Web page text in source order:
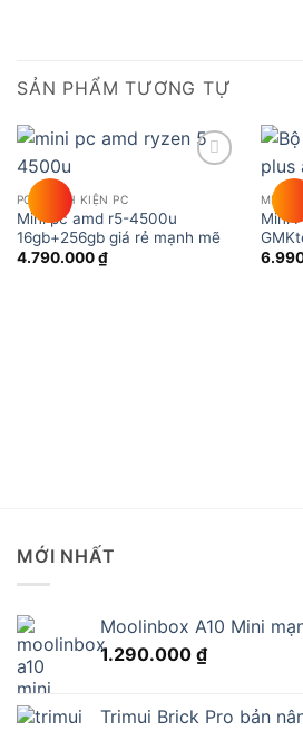
SẢN PHẨM TƯƠNG TỰ
PC - LINH KIỆN PC
Mini pc amd r5-4500u
16gb+256gb giá rẻ mạnh mẽ
4.790.000₫
MINI PC
Mini
MỚI NHẤT
Moolinbox A10 Mini
1.290.000 ₫
Trimui Brick Pro bản